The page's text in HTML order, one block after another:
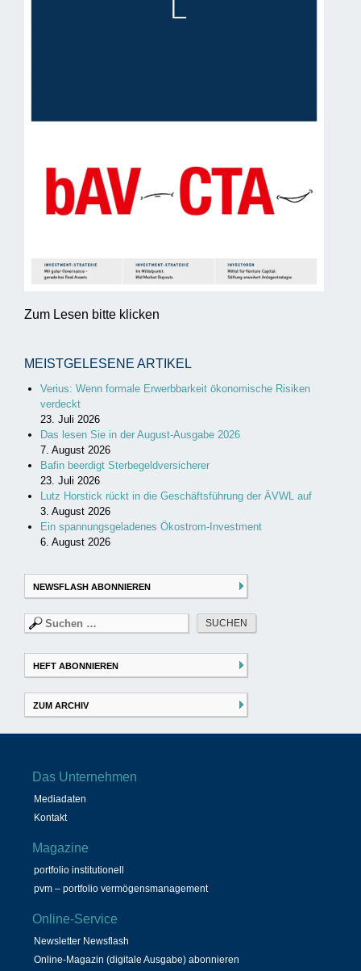
Zum Lesen bitte klicken
MEISTGELESENE ARTIKEL
Verius: Wenn formale Erwerbbarkeit ökonomische Risiken
verdeckt
23. Juli 2026
Das lesen Sie in der August-Ausgabe 2026
7. August 2026
Bafin beerdigt Sterbegeldversicherer
23. Juli 2026
Lutz Horstick rückt in die Geschäftsführung der ÄVWL auf
3. August 2026
Ein spannungsgeladenes Ökostrom-Investment
6. August 2026
NEWSFLASH ABONNIEREN
Suchen
nach:
HEFT ABONNIEREN
ZUM ARCHIV
Das Unternehmen
Mediadaten
Kontakt
Magazine
portfolio institutionell
pvm – portfolio vermögensmanagement
Online-Service
Newsletter Newsflash
Online-Magazin (digitale Ausgabe) abonnieren